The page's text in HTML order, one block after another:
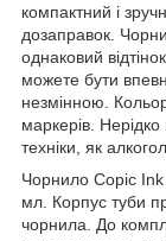
компактний і
дозаправок.
однаковий
можете бути
незмінною.
маркерів.
техніки, як
Чорнило Copic Ink
мл. Корпус туби
чорнила. До